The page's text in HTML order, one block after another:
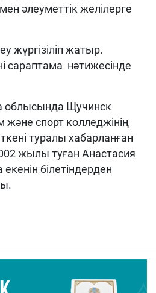
әлеуметтік желілерге
жүргізіліп жатыр.
сараптама нәтижесінде
облысында Щучинск
спорт колледжінің
туралы хабарланған
жылы туған Анастасия
білетіндерден